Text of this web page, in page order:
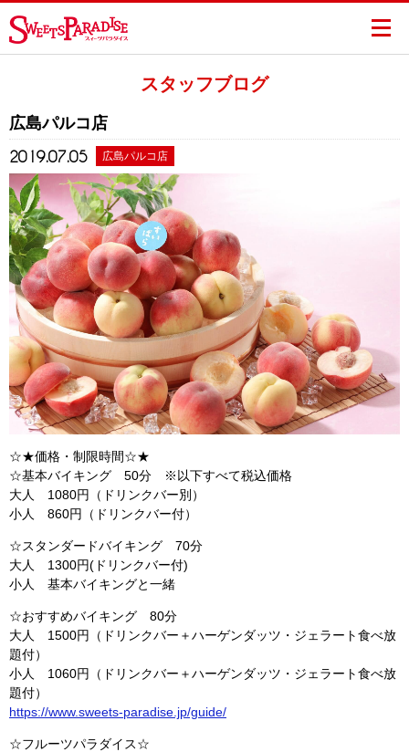
スタッフブログ
広島パルコ店
2019.07.05 広島パルコ店
☆★価格・制限時間☆★
☆基本バイキング 50分 ※以下すべて税込価格
大人 1080円（ドリンクバー別）
小人 860円（ドリンクバー付）
☆スタンダードバイキング 70分
大人 1300円(ドリンクバー付)
小人 基本バイキングと一緒
☆おすすめバイキング 80分
大人 1500円（ドリンクバー＋ハーゲンダッツ・ジェラート食べ放
題付）
小人 1060円（ドリンクバー＋ハーゲンダッツ・ジェラート食べ放
題付）
https://www.sweets-paradise.jp/guide/
☆フルーツパラダイス☆